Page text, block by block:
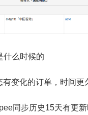
什么时候的
变化的订单，时间更
同步历史15天有更